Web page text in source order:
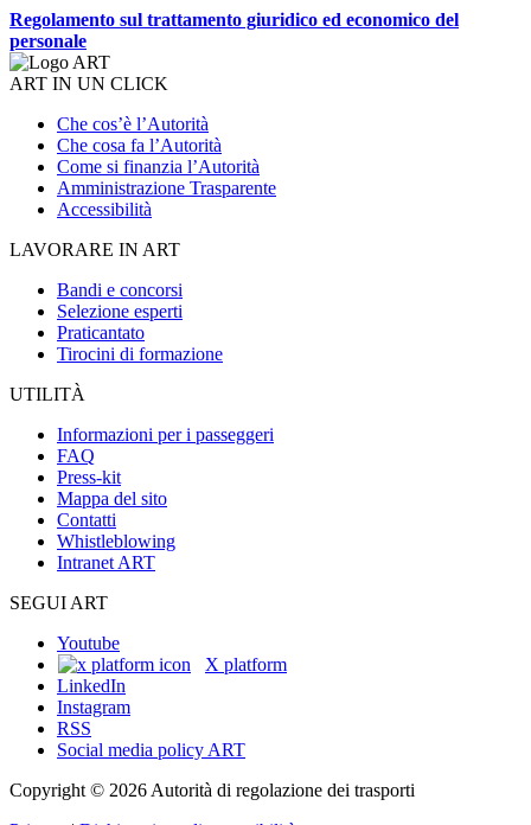
Regolamento sul trattamento giuridico ed economico del
personale
ART IN UN CLICK
Che cos’è l’Autorità
Che cosa fa l’Autorità
Come si finanzia l’Autorità
Amministrazione Trasparente
Accessibilità
LAVORARE IN ART
Bandi e concorsi
Selezione esperti
Praticantato
Tirocini di formazione
UTILITÀ
Informazioni per i passeggeri
FAQ
Press-kit
Mappa del sito
Contatti
Whistleblowing
Intranet ART
SEGUI ART
Youtube
X platform
LinkedIn
Instagram
RSS
Social media policy ART
Copyright © 2026 Autorità di regolazione dei trasporti